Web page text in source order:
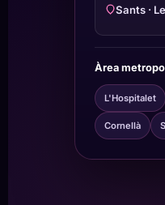
Sants ·
Àrea
L'Hospitalet
Cornellà